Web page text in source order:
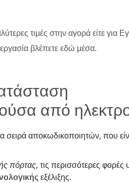
τιμές στην αγορά είτε για
βλέπετε εδώ μέσα.
από
σειρά αποκωδικοποιητών, που
πόρτας, τις περισσότερες φορές
εξέλιξης.